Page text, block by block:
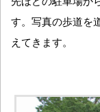
す。写真の歩道を
えてきます。